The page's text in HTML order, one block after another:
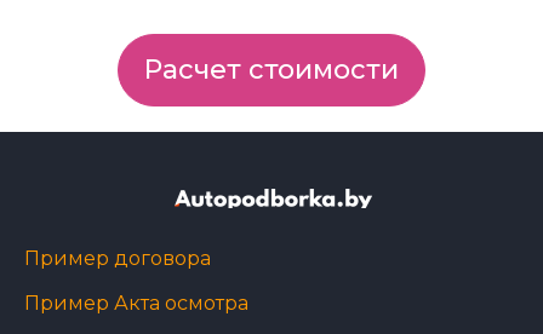
Расчет стоимости
Пример договора
Пример Акта осмотра